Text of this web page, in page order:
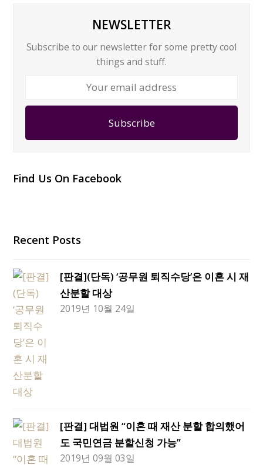
NEWSLETTER
Subscribe to our newsletter for some pretty cool
things and stuff.
Subscribe
Find Us On Facebook
Recent Posts
[판결](단독) ‘공무원 퇴직수당’은 이혼 시 재
산분할 대상
2019년 10월 24일
[판결] 대법원 “이혼 때 재산 분할 합의했어
도 국민연금 분할신청 가능”
2019년 09월 03일